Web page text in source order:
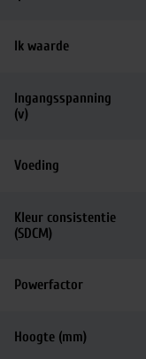
Ik waarde
Ingangsspanning
(v)
Voeding
Kleur consistentie
(SDCM)
Powerfactor
Hoogte (mm)